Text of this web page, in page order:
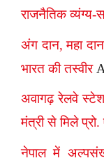
राजनैतिक व्यंग्य-
अंग दान, महा
भारत की तस्वीर
अवागढ़ रेलवे
मंत्री से मिले
नेपाल में